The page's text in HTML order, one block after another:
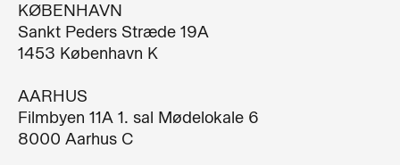
KØBENHAVN
Sankt Peders Stræde 19A​
1453 København K​
AARHUS
Filmbyen 11A 1. sal Mødelokale 6
8000 Aarhus C